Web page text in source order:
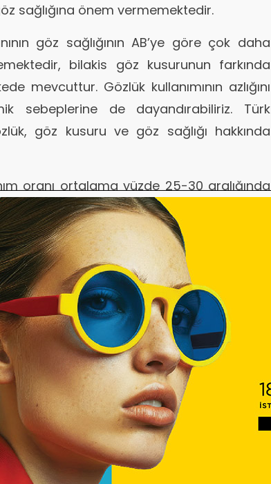
sağlığına önem vermemektedir.
göz sağlığının AB’ye göre çok daha
bilakis göz kusurunun farkında
mevcuttur. Gözlük kullanımının azlığını
sebeplerine de dayandırabiliriz. Türk
göz kusuru ve göz sağlığı hakkında
oranı ortalama yüzde 25-30 aralığında
görme kusuru muayene ihtiyacının ise
Oran, genç ve 40 yaş üstü
durumda fakat son yıllarda artan
gözlük kullanımı da her geçen gün artış
12 milyon gözlük tüketimi
tüketimi konusunda bilinçlenmek için
olan optisyenlerin önemi büyüktür.
alınan ürünlerde tüketicinin sıkıntı
ürünün mutlaka orijinalliğine dikkat
olduğu savunulmaktadır.
için kullanılan bir protez şekli olsa da